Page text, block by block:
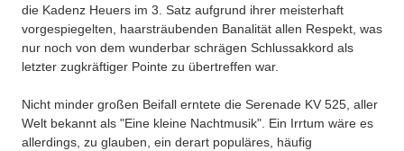
die Kadenz Heuers im 3. Satz aufgrund ihrer meisterhaft
vorgespiegelten, haarsträubenden Banalität allen Respekt, was
nur noch von dem wunderbar schrägen Schlussakkord als
letzter zugkräftiger Pointe zu übertreffen war.
Nicht minder großen Beifall erntete die Serenade KV 525, aller
Welt bekannt als "Eine kleine Nachtmusik". Ein Irrtum wäre es
allerdings, zu glauben, ein derart populäres, häufig